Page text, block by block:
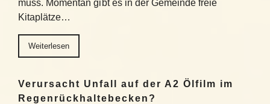
muss. Momentan gibt es in der Gemeinde freie
Kitaplätze…
Weiterlesen
Verursacht Unfall auf der A2 Ölfilm im
Regenrückhaltebecken?